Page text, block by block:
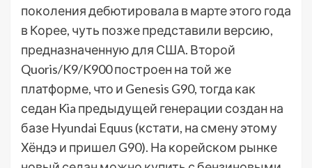
поколения дебютировала в марте этого года
в Корее, чуть позже представили версию,
предназначенную для США. Второй
Quoris/K9/K900 построен на той же
платформе, что и Genesis G90, тогда как
седан Kia предыдущей генерации создан на
базе Hyundai Equus (кстати, на смену этому
Хёндэ и пришел G90). На корейском рынке